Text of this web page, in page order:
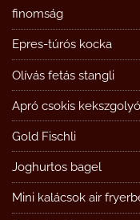
finomság
Epres-túrós kocka
Olívás fetás stangli
Apró csokis
Gold Fischli
Joghurtos bagel
Mini kalácsok air